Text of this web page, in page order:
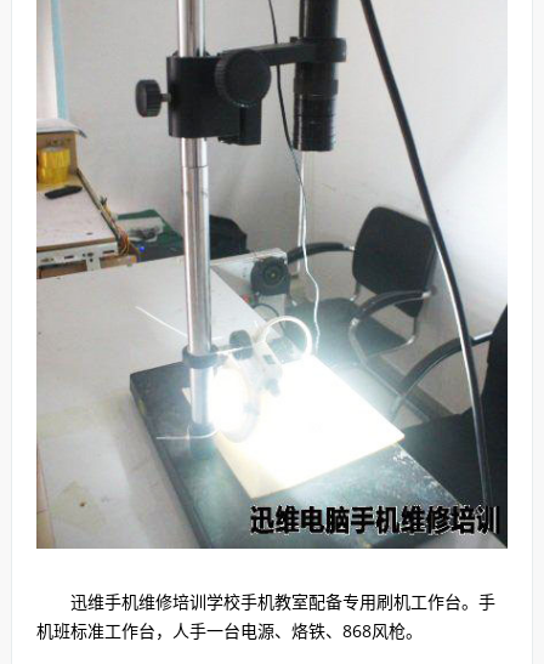
迅维手机维修培训学校手机教室配备专用刷机工作台。手
机班标准工作台，人手一台电源、烙铁、868风枪。